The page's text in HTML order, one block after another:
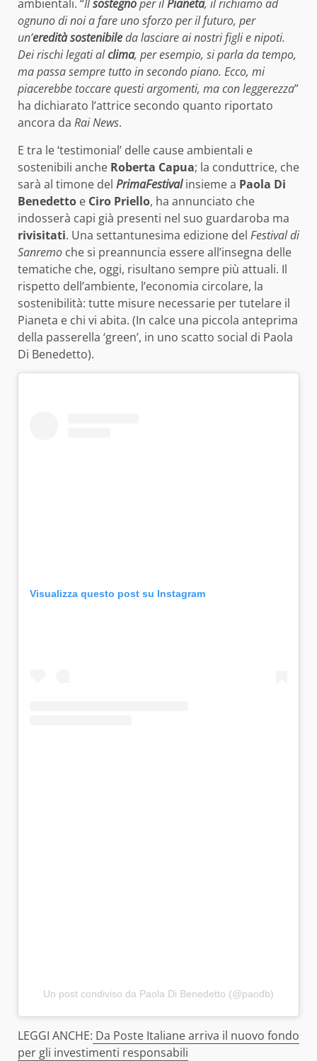
ambientali. “Ilsostegnoper ilPianeta, il richiamo ad
ognuno di noi a fare uno sforzo per il futuro, per
un’eredità sostenibileda lasciare ai nostri figli e nipoti.
Dei rischi legati alclima, per esempio, si parla da tempo,
ma passa sempre tutto in secondo piano. Ecco, mi
piacerebbe toccare questi argomenti, ma con leggerezza”
ha dichiarato l’attrice secondo quanto riportato
ancora da Rai News.
E tra le ‘testimonial’ delle cause ambientali e
sostenibili anche Roberta Capua; la conduttrice, che
sarà al timone del PrimaFestival insieme a Paola Di
Benedetto e Ciro Priello, ha annunciato che
indosserà capi già presenti nel suo guardaroba ma
rivisitati. Una settantunesima edizione del Festival di
Sanremo che si preannuncia essere all’insegna delle
tematiche che, oggi, risultano sempre più attuali. Il
rispetto dell’ambiente, l’economia circolare, la
sostenibilità: tutte misure necessarie per tutelare il
Pianeta e chi vi abita. (In calce una piccola anteprima
della passerella ‘green’, in uno scatto social di Paola
Di Benedetto).
Visualizza questo post su Instagram
Un post condiviso da Paola Di Benedetto (@paodb)
LEGGI ANCHE: Da Poste Italiane arriva il nuovo fondo
per gli investimenti responsabili